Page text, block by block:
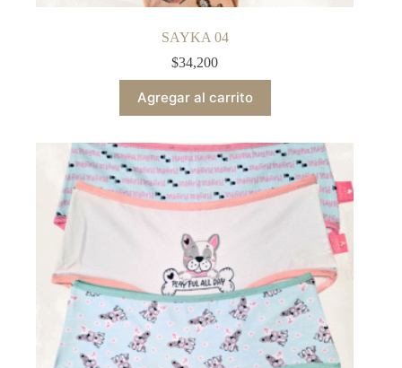
SAYKA 04
$34,200
Agregar al carrito